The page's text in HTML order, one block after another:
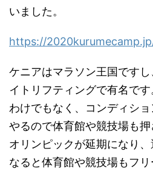
いました。
https://
ケニアはマラソン王国です
イトリフティングで有名で
わけでもなく、コンディシ
やるので体育館や競技場も押
オリンピックが延期になり
なると体育館や競技場もフ